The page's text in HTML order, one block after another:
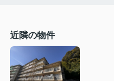
近隣の物件